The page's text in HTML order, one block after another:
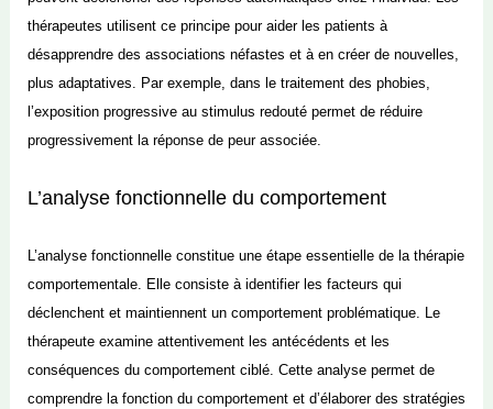
thérapeutes utilisent ce principe pour aider les patients à
désapprendre des associations néfastes et à en créer de nouvelles,
plus adaptatives. Par exemple, dans le traitement des phobies,
l’exposition progressive au stimulus redouté permet de réduire
progressivement la réponse de peur associée.
L’analyse fonctionnelle du comportement
L’analyse fonctionnelle constitue une étape essentielle de la thérapie
comportementale. Elle consiste à identifier les facteurs qui
déclenchent et maintiennent un comportement problématique. Le
thérapeute examine attentivement les antécédents et les
conséquences du comportement ciblé. Cette analyse permet de
comprendre la fonction du comportement et d’élaborer des stratégies